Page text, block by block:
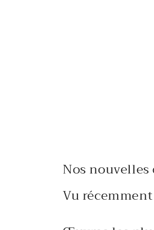
Nos
Vu récemment